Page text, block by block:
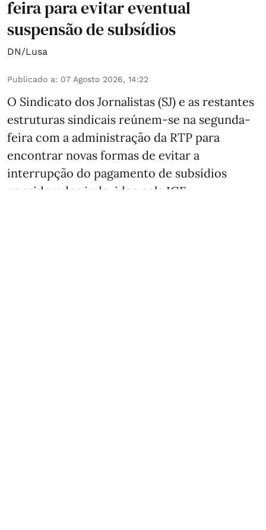
feira para evitar eventual
suspensão de subsídios
DN/Lusa
Publicado a: 07 Agosto 2026, 14:22
O Sindicato dos Jornalistas (SJ) e as restantes
estruturas sindicais reúnem-se na segunda-
feira com a administração da RTP para
encontrar novas formas de evitar a
interrupção do pagamento de subsídios
considerados indevidos pela IGF.